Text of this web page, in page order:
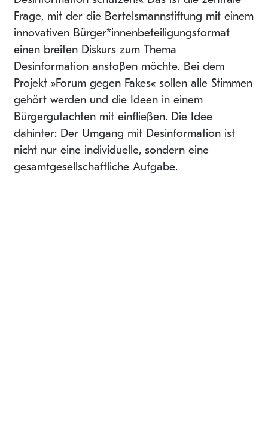
Frage, mit der die Bertelsmannstiftung mit einem
innovativen Bürger*innenbeteiligungsformat
einen breiten Diskurs zum Thema
Desinformation anstoßen möchte. Bei dem
Projekt »Forum gegen Fakes« sollen alle Stimmen
gehört werden und die Ideen in einem
Bürgergutachten mit einfließen. Die Idee
dahinter: Der Umgang mit Desinformation ist
nicht nur eine individuelle, sondern eine
gesamtgesellschaftliche Aufgabe.